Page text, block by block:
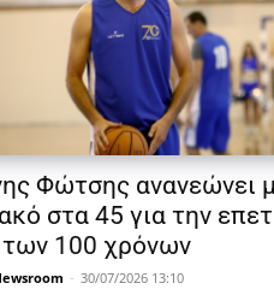
Φώτσης ανανεώνει
στα 45 για την
των 100 χρόνων
- 30/07/2026 13:10